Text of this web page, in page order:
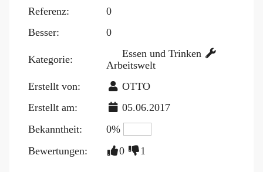
Referenz:
0
Besser:
0
Kategorie:
Essen und Trinken
Arbeitswelt
Erstellt von:
OTTO
Erstellt am:
05.06.2017
Bekanntheit:
0%
Bewertungen:
0 1